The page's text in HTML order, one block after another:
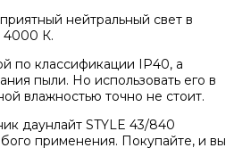
нейтральный свет в
4000 К.
по классификации IP40, а
пыли. Но использовать его в
влажностью точно не стоит.
даунлайт STYLE 43/840
применения. Покупайте, и вы